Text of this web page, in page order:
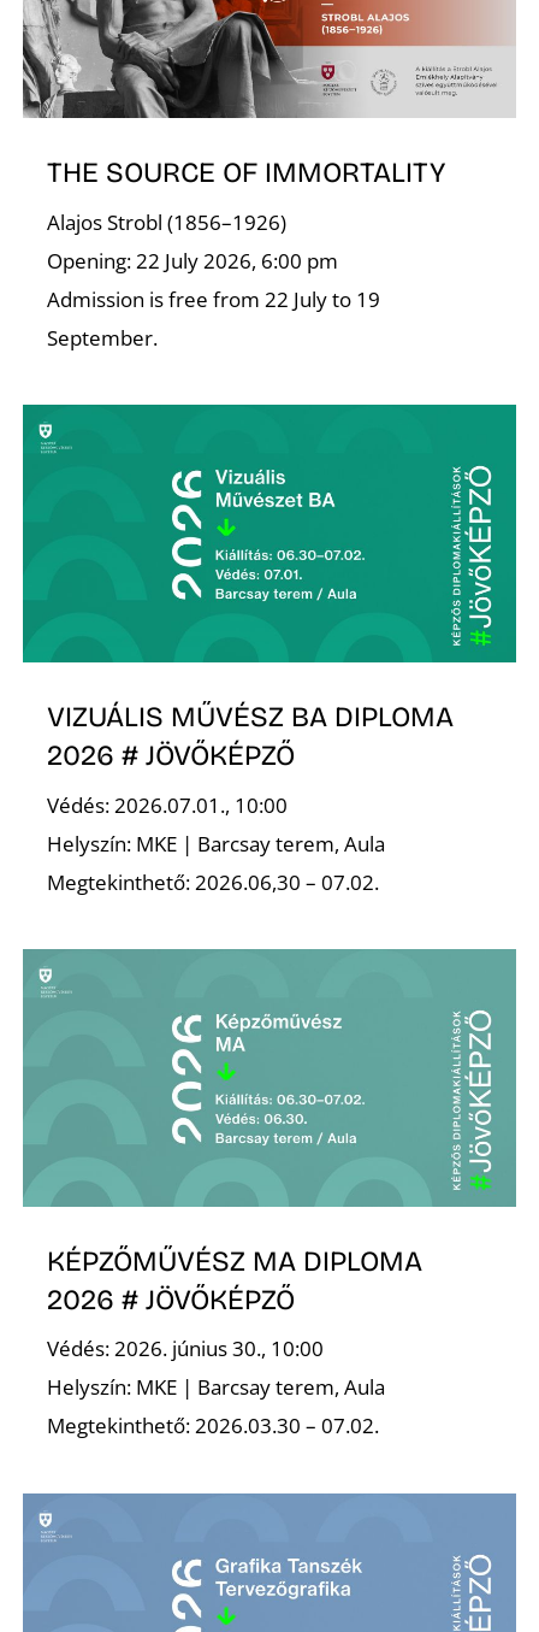
THE SOURCE OF IMMORTALITY
Alajos Strobl (1856–1926)
Opening: 22 July 2026, 6:00 pm
Admission is free from 22 July to 19
September.
VIZUÁLIS MŰVÉSZ BA DIPLOMA
2026 # JÖVŐKÉPZŐ
Védés: 2026.07.01., 10:00
Helyszín: MKE | Barcsay terem, Aula
Megtekinthető: 2026.06,30 – 07.02.
KÉPZŐMŰVÉSZ MA DIPLOMA
2026 # JÖVŐKÉPZŐ
Védés: 2026. június 30., 10:00
Helyszín: MKE | Barcsay terem, Aula
Megtekinthető: 2026.03.30 – 07.02.